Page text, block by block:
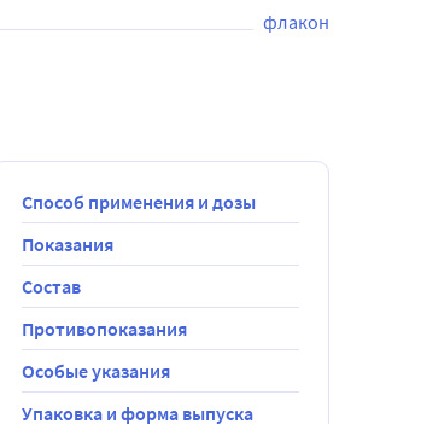
флакон
Способ применения и дозы
Показания
Состав
Противопоказания
Особые указания
Упаковка и форма выпуска